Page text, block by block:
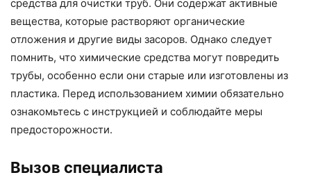
средства для очистки труб. Они содержат активные
вещества, которые растворяют органические
отложения и другие виды засоров. Однако следует
помнить, что химические средства могут повредить
трубы, особенно если они старые или изготовлены из
пластика. Перед использованием химии обязательно
ознакомьтесь с инструкцией и соблюдайте меры
предосторожности.
Вызов специалиста